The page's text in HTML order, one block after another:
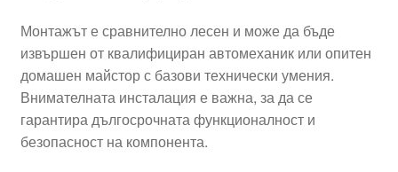
Монтажът е сравнително лесен и може да бъде
извършен от квалифициран автомеханик или опитен
домашен майстор с базови технически умения.
Внимателната инсталация е важна, за да се
гарантира дългосрочната функционалност и
безопасност на компонента.